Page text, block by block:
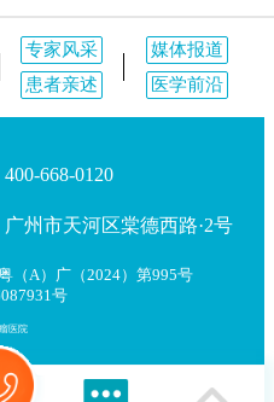
专家风采
媒体报道
患者亲述 医学前沿
400-668-0120
广州市天河区棠德西路·2号
（A）广（2024）第995号
号
医院